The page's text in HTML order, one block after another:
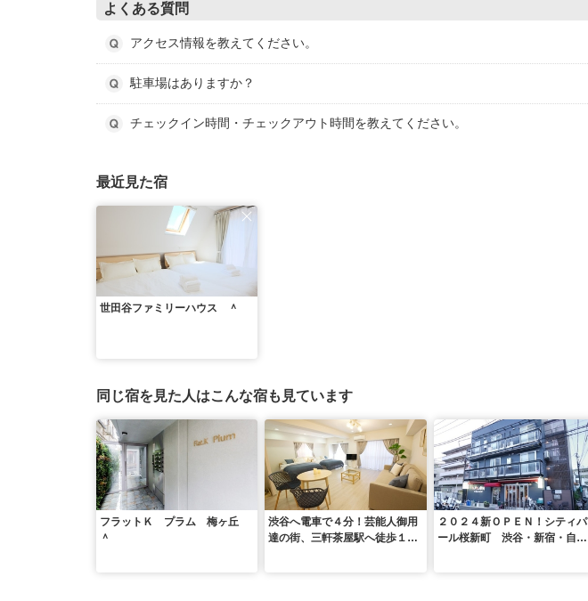
よくある質問
アクセス情報を教えてください。
駐車場はありますか？
チェックイン時間・チェックアウト時間を教えてください。
最近見た宿
世田谷ファミリーハウス ＾
同じ宿を見た人はこんな宿も見ています
フラットＫ プラム 梅ヶ丘
＾
渋谷へ電車で４分！芸能人御用
達の街、三軒茶屋駅へ徒歩１０
２０２４新ＯＰＥＮ！シティパ
ール桜新町 渋谷・新宿・自由